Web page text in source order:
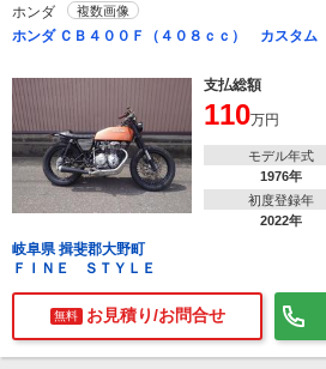
ホンダ 複数画像
ホンダ ＣＢ４００Ｆ（４０８ｃｃ） カスタム
支払総額
110万円
モデル年式
1976年
初度登録年
2022年
岐阜県 揖斐郡大野町
ＦＩＮＥ ＳＴＹＬＥ
無料 お見積り/お問合せ